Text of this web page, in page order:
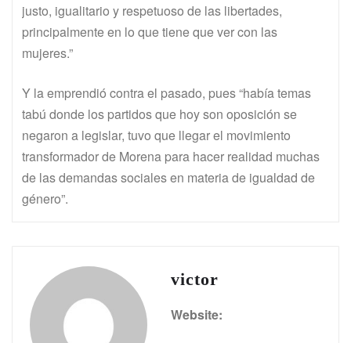
justo, igualitario y respetuoso de las libertades,
principalmente en lo que tiene que ver con las
mujeres.”
Y la emprendió contra el pasado, pues “había temas
tabú donde los partidos que hoy son oposición se
negaron a legislar, tuvo que llegar el movimiento
transformador de Morena para hacer realidad muchas
de las demandas sociales en materia de igualdad de
género”.
victor
Website: